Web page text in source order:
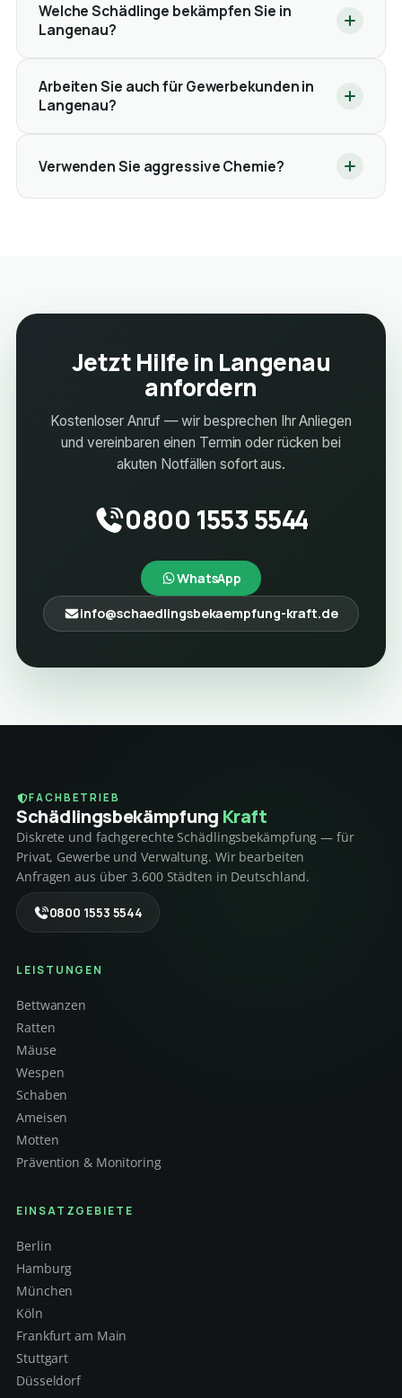
Welche Schädlinge bekämpfen Sie in
Langenau?
Arbeiten Sie auch für Gewerbekunden in
Langenau?
Verwenden Sie aggressive Chemie?
Jetzt Hilfe in Langenau
anfordern
Kostenloser Anruf — wir besprechen Ihr Anliegen
und vereinbaren einen Termin oder rücken bei
akuten Notfällen sofort aus.
0800 1553 5544
WhatsApp
info@schaedlingsbekaempfung-kraft.de
FACHBETRIEB
Schädlings­bekämpfung Kraft
Diskrete und fachgerechte Schädlingsbekämpfung — für
Privat, Gewerbe und Verwaltung. Wir bearbeiten
Anfragen aus über 3.600 Städten in Deutschland.
0800 1553 5544
LEISTUNGEN
Bettwanzen
Ratten
Mäuse
Wespen
Schaben
Ameisen
Motten
Prävention & Monitoring
EINSATZGEBIETE
Berlin
Hamburg
München
Köln
Frankfurt am Main
Stuttgart
Düsseldorf